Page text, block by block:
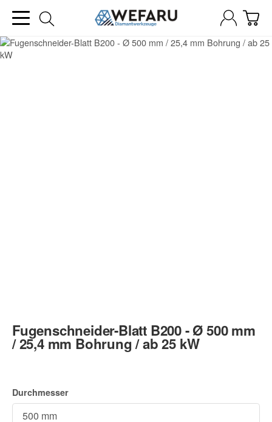
Fugenschneider-Blatt B200 - Ø 500 mm
/ 25,4 mm Bohrung / ab 25 kW
Durchmesser